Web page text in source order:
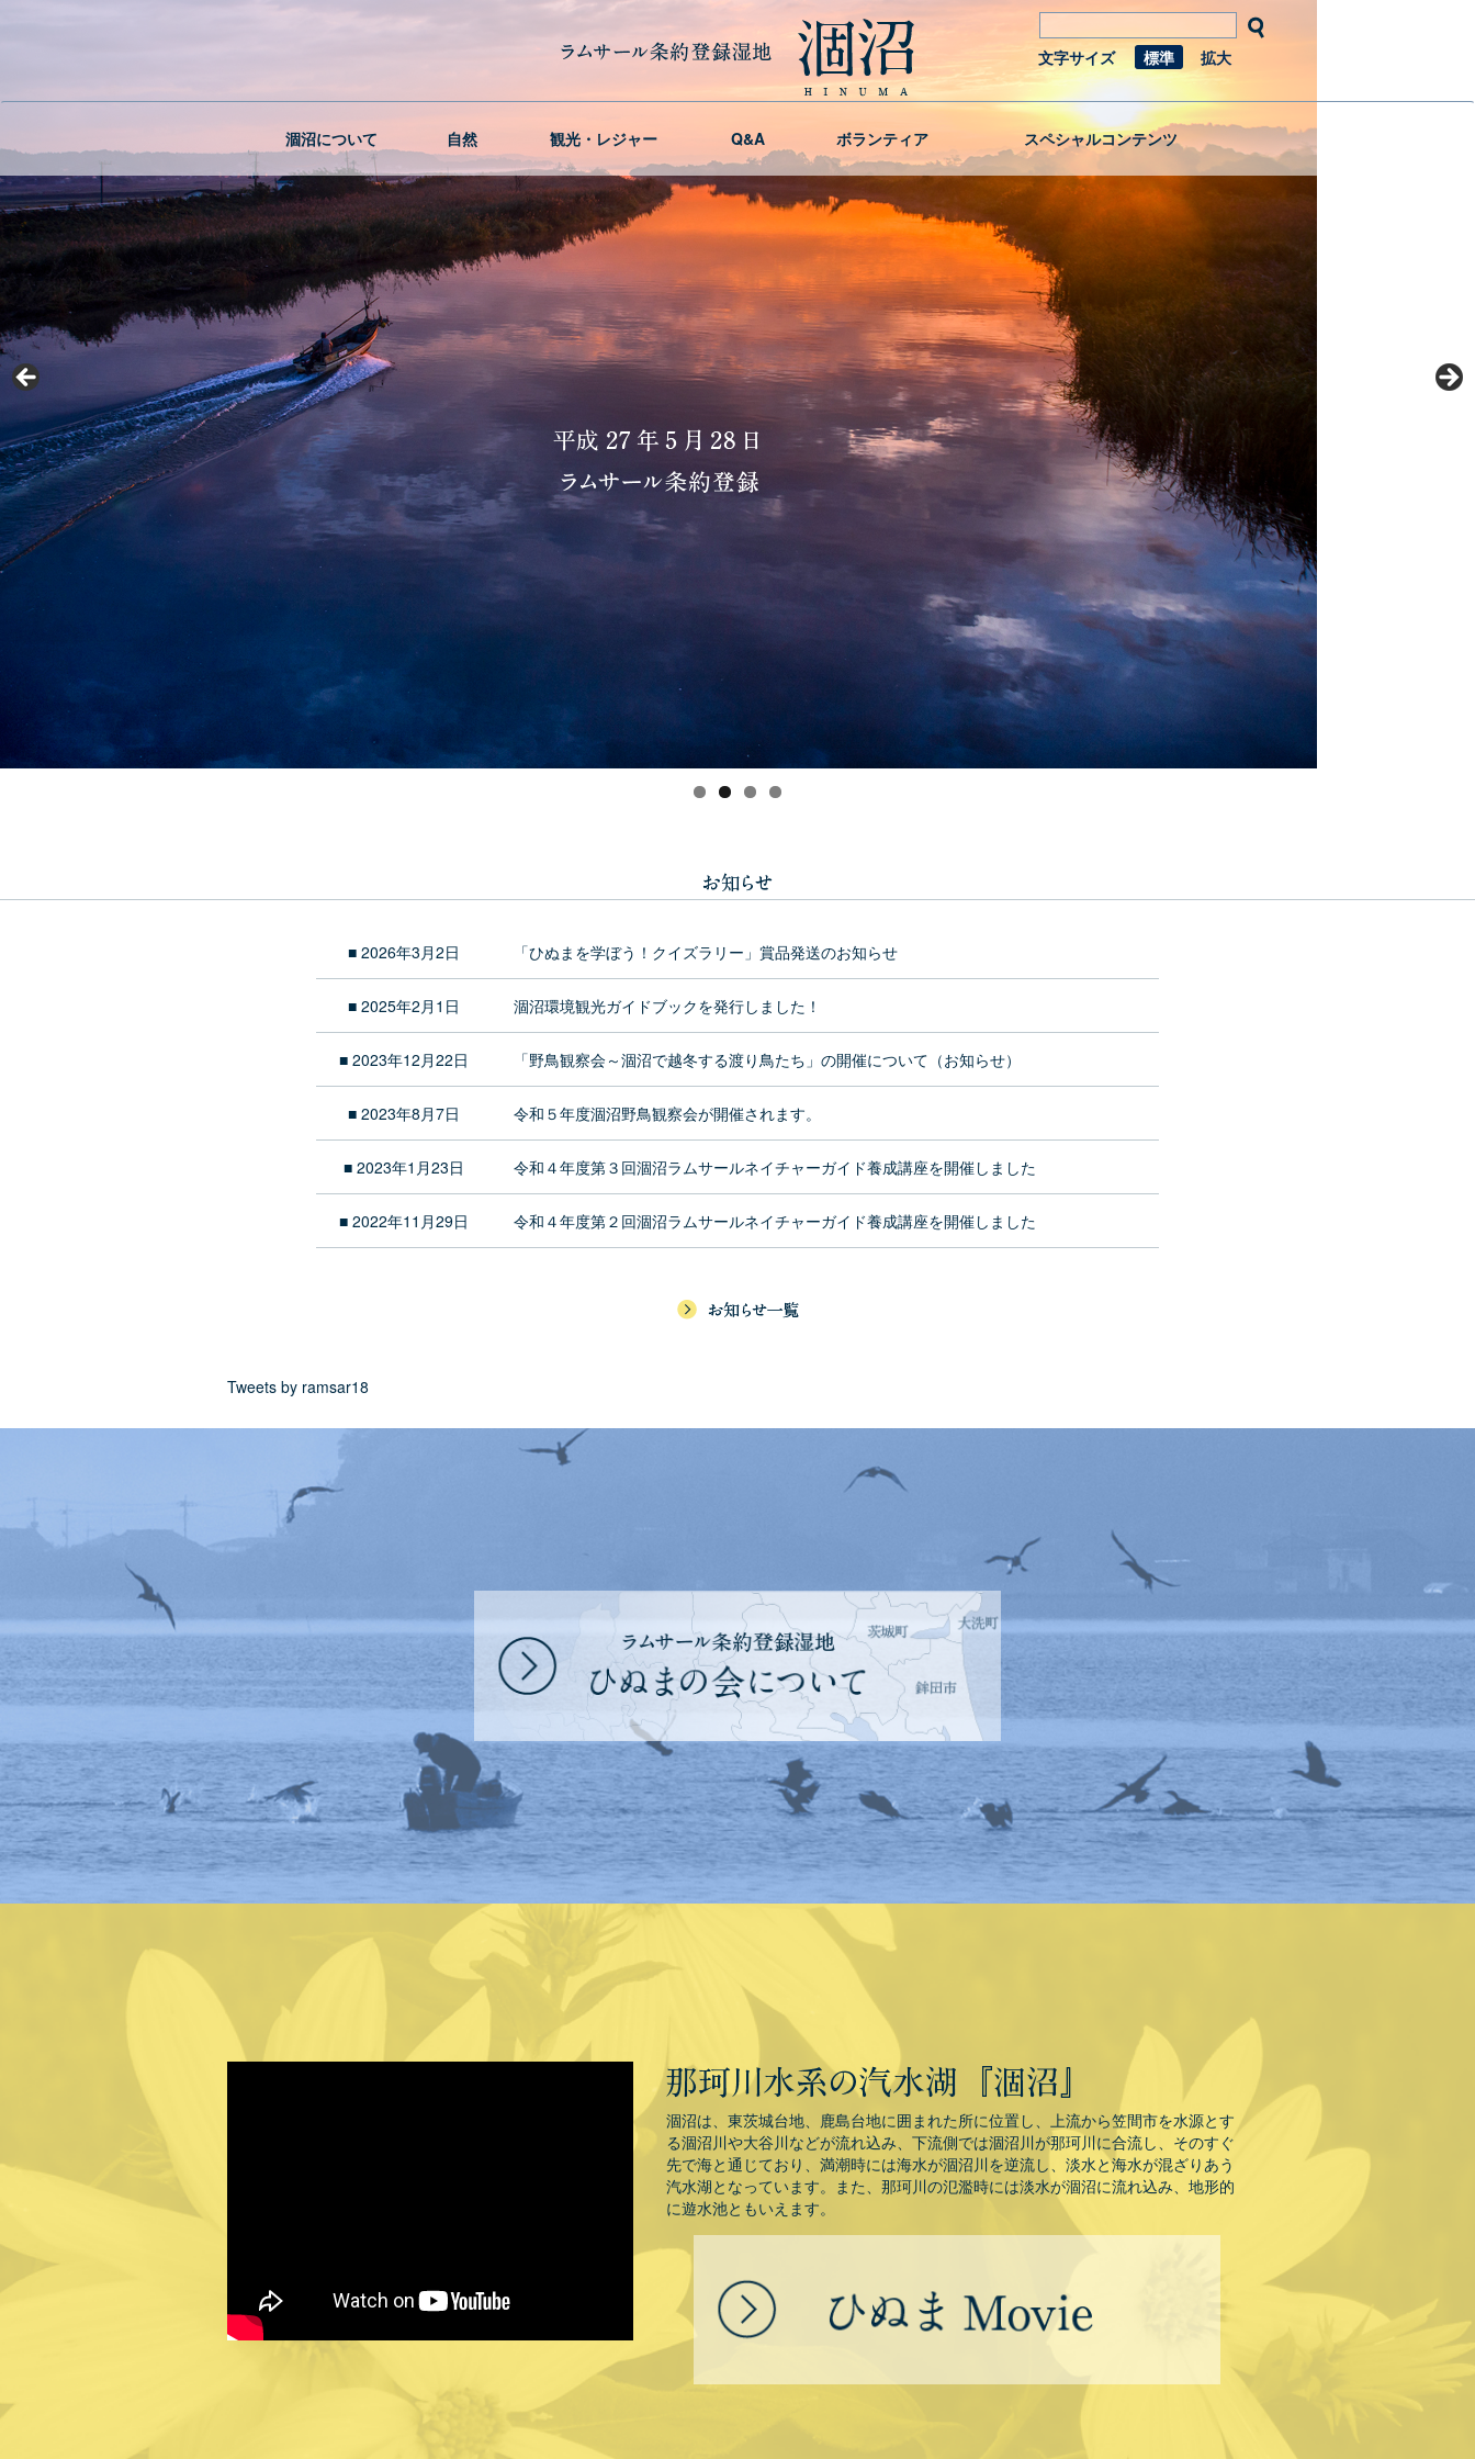
文字サイズ 標準 拡大
涸沼について 自然 観光・レジャー Q&A ボランティア スペシャルコンテンツ
■ 2026年3月2日 「ひぬまを学ぼう！クイズラリー」賞品発送のお知らせ
■ 2025年2月1日 涸沼環境観光ガイドブックを発行しました！
■ 2023年12月22日 「野鳥観察会～涸沼で越冬する渡り鳥たち」の開催について（お知らせ）
■ 2023年8月7日 令和５年度涸沼野鳥観察会が開催されます。
■ 2023年1月23日 令和４年度第３回涸沼ラムサールネイチャーガイド養成講座を開催しました
■ 2022年11月29日 令和４年度第２回涸沼ラムサールネイチャーガイド養成講座を開催しました
Tweets by ramsar18
涸沼は、東茨城台地、鹿島台地に囲まれた所に位置し、上流から笠間市を水源とす
る涸沼川や大谷川などが流れ込み、下流側では涸沼川が那珂川に合流し、そのすぐ
先で海と通じており、満潮時には海水が涸沼川を逆流し、淡水と海水が混ざりあう
汽水湖となっています。また、那珂川の氾濫時には淡水が涸沼に流れ込み、地形的
に遊水池ともいえます。